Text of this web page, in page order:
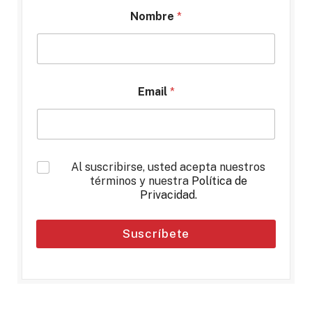
Nombre *
Email *
*
Al suscribirse, usted acepta nuestros
términos y nuestra Política de
Privacidad.
Suscríbete